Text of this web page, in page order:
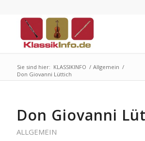
Sie sind hier: KLASSIKINFO / Allgemein /
Don Giovanni Lüttich
Don Giovanni
ALLGEMEIN